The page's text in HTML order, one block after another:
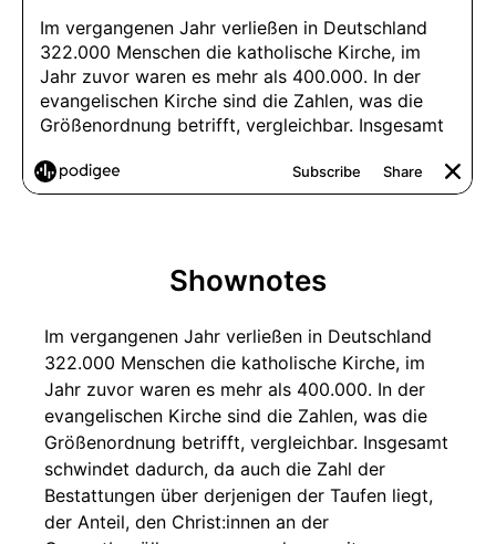
Shownotes
Im vergangenen Jahr verließen in Deutschland
322.000 Menschen die katholische Kirche, im
Jahr zuvor waren es mehr als 400.000. In der
evangelischen Kirche sind die Zahlen, was die
Größenordnung betrifft, vergleichbar. Insgesamt
schwindet dadurch, da auch die Zahl der
Bestattungen über derjenigen der Taufen liegt,
der Anteil, den Christ:innen an der